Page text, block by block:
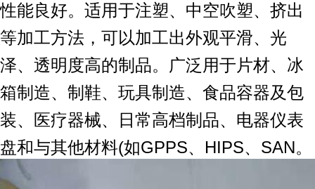
性能良好。适用于注塑、中空吹塑、挤出
等加工方法，可以加工出外观平滑、光
泽、透明度高的制品。广泛用于片材、冰
箱制造、制 鞋、玩具制造、食品容器及包
装、医疗器械、日常高档制品、电器仪表
盘和与其他材料(如GPPS、HIPS、SAN。